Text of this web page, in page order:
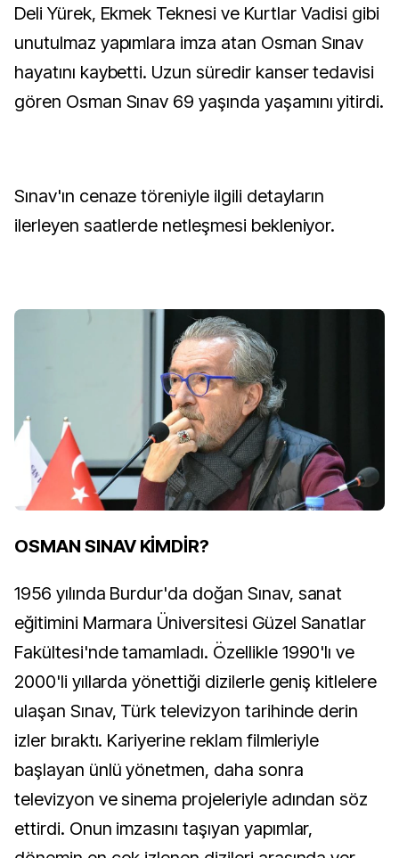
Deli Yürek, Ekmek Teknesi ve Kurtlar Vadisi gibi
unutulmaz yapımlara imza atan Osman Sınav
hayatını kaybetti. Uzun süredir kanser tedavisi
gören Osman Sınav 69 yaşında yaşamını yitirdi.
Sınav'ın cenaze töreniyle ilgili detayların
ilerleyen saatlerde netleşmesi bekleniyor.
OSMAN SINAV KİMDİR?
1956 yılında Burdur'da doğan Sınav, sanat
eğitimini Marmara Üniversitesi Güzel Sanatlar
Fakültesi'nde tamamladı. Özellikle 1990'lı ve
2000'li yıllarda yönettiği dizilerle geniş kitlelere
ulaşan Sınav, Türk televizyon tarihinde derin
izler bıraktı. Kariyerine reklam filmleriyle
başlayan ünlü yönetmen, daha sonra
televizyon ve sinema projeleriyle adından söz
ettirdi. Onun imzasını taşıyan yapımlar,